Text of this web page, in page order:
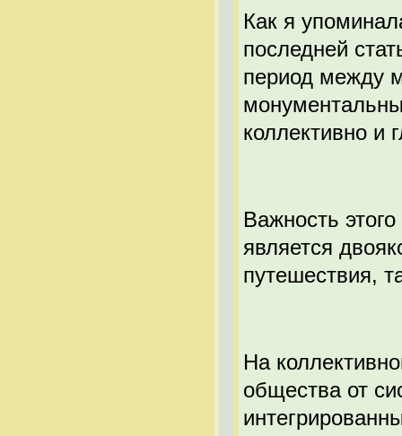
Как я
последней
период между
коллективно и
Важность
является
путешествия,
На
общества от